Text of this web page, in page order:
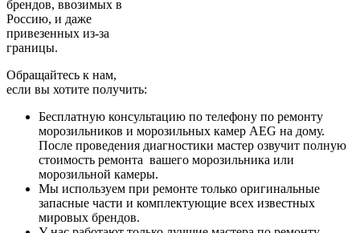
брендов, ввозимых в
Россию, и даже
привезенных из-за
границы.
Обращайтесь к нам,
если вы хотите получить:
Бесплатную консультацию по телефону по ремонту
морозильников и морозильных камер AEG на дому.
После проведения диагностики мастер озвучит полную
стоимость ремонта вашего морозильника или
морозильной камеры.
Мы используем при ремонте только оригинальные
запасные части и комплектующие всех известных
мировых брендов.